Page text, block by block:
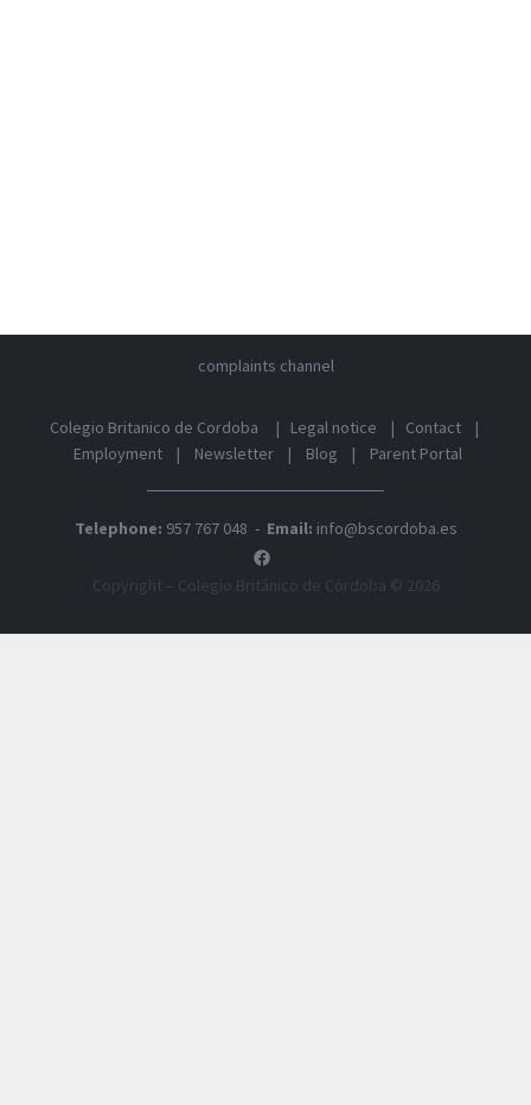
complaints channel
Colegio Britanico de Cordoba | Legal notice | Contact|
Employment| Newsletter| Blog | Parent Portal
Telephone: 957 767 048 - Email: info@bscordoba.es
linkedin
Copyright – Colegio Británico de Córdoba © 2026